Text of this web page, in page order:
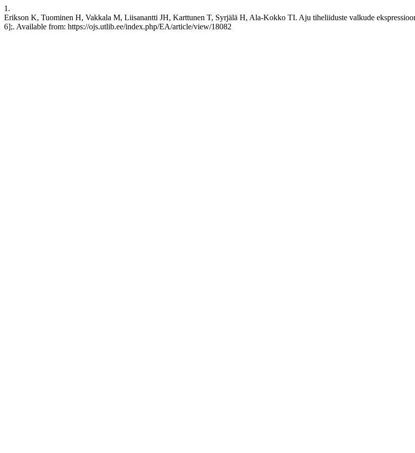
1.
Erikson K, Tuominen H, Vakkala M, Liisanantti JH, Karttunen T, Syrjälä H, Ala-Kokko TI. Aju tiheliiduste valkude
6];. Available from: https://ojs.utlib.ee/index.php/EA/article/view/18082